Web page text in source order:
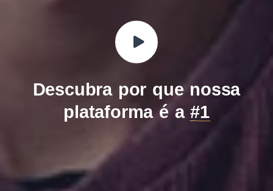
Descubra por que nossa
plataforma é a#1